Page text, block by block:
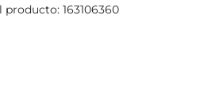
producto: 163106360